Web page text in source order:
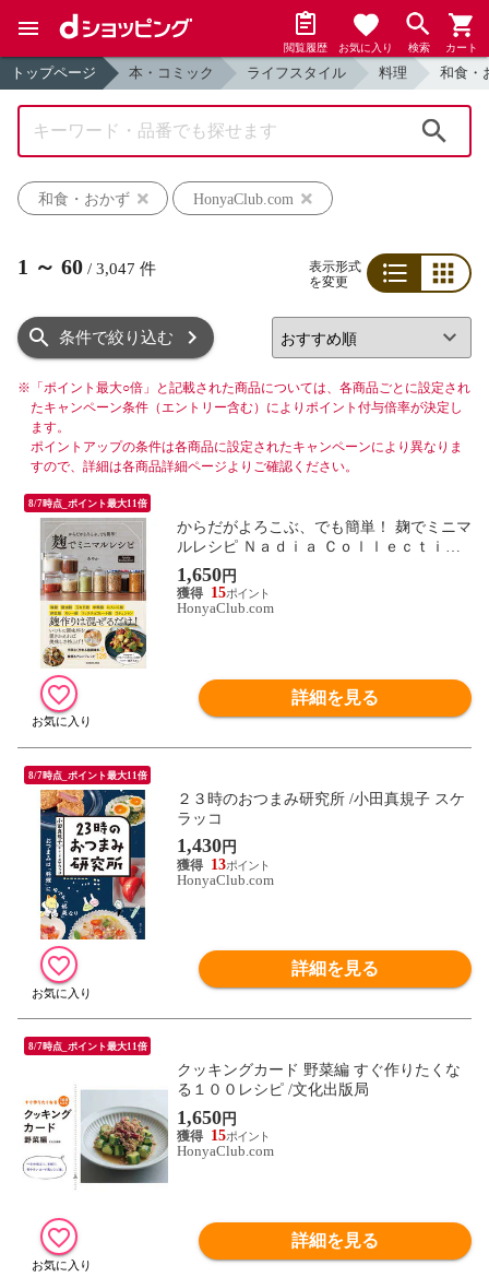
閲覧履歴 お気に入り 検索 カート
トップページ 本・コミック ライフスタイル 料理 和食・
和食・おかず
HonyaClub.com
1 ～ 60 / 3,047 件
表示形式
を変更
条件で絞り込む
※ 「ポイント最大○倍」と記載された商品については、各商品ごとに設定され
たキャンペーン条件（エントリー含む）によりポイント付与倍率が決定し
ます。
ポイントアップの条件は各商品に設定されたキャンペーンにより異なりま
すので、詳細は各商品詳細ページよりご確認ください。
8/7時点_ポイント最大11倍
からだがよろこぶ、でも簡単！ 麹でミニマ
ルレシピ Ｎａｄｉａ Ｃｏｌｌｅｃｔｉｏ
ｎ /あやか
1,650円
15
HonyaClub.com
詳細を見る
8/7時点_ポイント最大11倍
２３時のおつまみ研究所 /小田真規子 スケ
ラッコ
1,430円
13
HonyaClub.com
詳細を見る
8/7時点_ポイント最大11倍
クッキングカード 野菜編 すぐ作りたくな
る１００レシピ /文化出版局
1,650円
15
HonyaClub.com
詳細を見る